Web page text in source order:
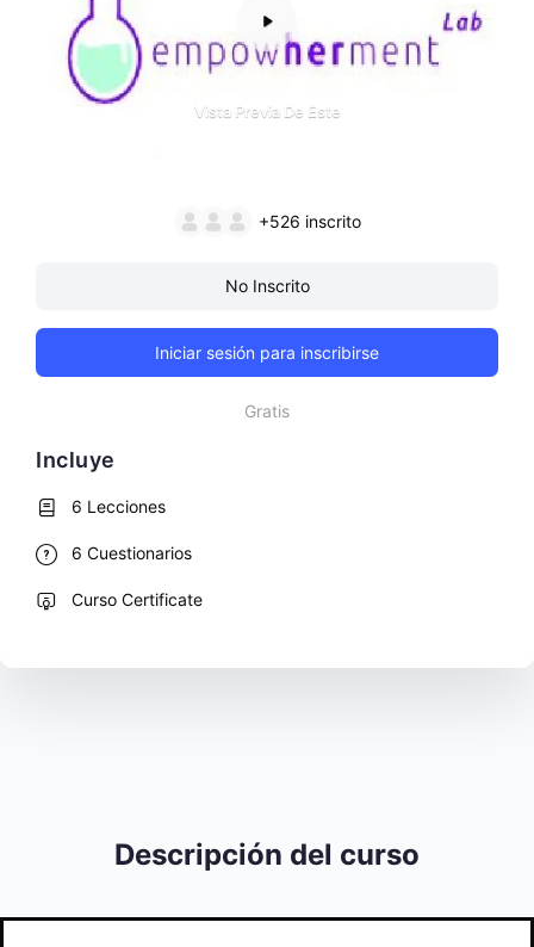
Descripción del curso
Vista Previa De Este
+526 inscrito
No Inscrito
Iniciar sesión para inscribirse
Gratis
Incluye
6 Lecciones
6 Cuestionarios
Curso Certificate